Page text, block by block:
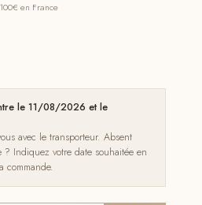
en France
le 11/08/2026 et le
avec le transporteur. Absent
? Indiquez votre date souhaitée en
commande.